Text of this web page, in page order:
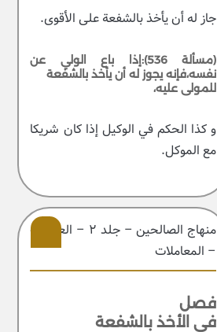
جاز له أن يأخذ بالشفعة على الأقوى.
(مسألة 536):إذا باع الولي عن
نفسه،فإنه يجوز له أن يأخذ بالشفعة
للمولى عليه،
و كذا الحكم في الوكيل إذا كان شريكا
مع الموكل.
منهاج الصالحین – جلد ۲ – العبادات
– المعاملات
فصل
في الأخذ بالشفعة